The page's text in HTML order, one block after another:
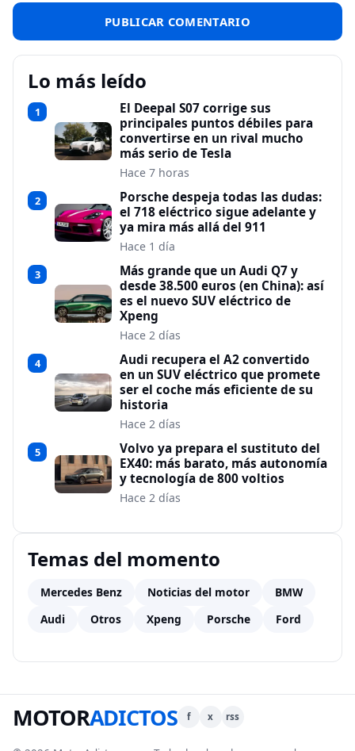
Lo más leído
1
El Deepal S07 corrige sus
principales puntos débiles para
convertirse en un rival mucho
más serio de Tesla
Hace 7 horas
2
Porsche despeja todas las dudas:
el 718 eléctrico sigue adelante y
ya mira más allá del 911
Hace 1 día
3
Más grande que un Audi Q7 y
desde 38.500 euros (en China): así
es el nuevo SUV eléctrico de
Xpeng
Hace 2 días
4
Audi recupera el A2 convertido
en un SUV eléctrico que promete
ser el coche más eficiente de su
historia
Hace 2 días
5
Volvo ya prepara el sustituto del
EX40: más barato, más autonomía
y tecnología de 800 voltios
Hace 2 días
Temas del momento
Mercedes Benz Noticias del motor
BMW
Audi
Otros Xpeng Porsche Ford
MOTORADICTOS f x rss